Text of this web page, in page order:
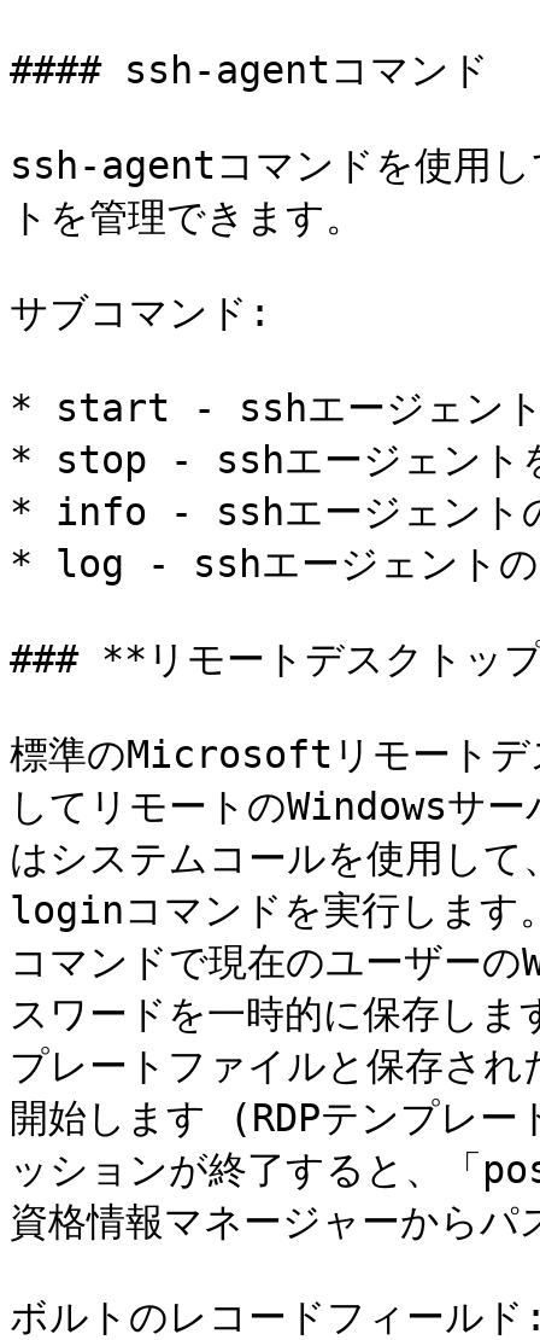
#### ssh-agentコマンド
ssh-agentコマンドを使用し
トを管理できます。
サブコマンド:
* start - sshエージェント
* stop - sshエージェント
* info - sshエージェント
* log - sshエージェントの
### **リモートデスクトッ
標準のMicrosoftリモートデ
してリモートのWindowsサ
はシステムコールを使用
loginコマンドを実行しま
コマンドで現在のユーザー
スワードを一時的に保存し
プレートファイルと保存さ
開始します (RDPテンプレ
ッションが終了すると、「
資格情報マネージャーから
ボルトのレコードフィール